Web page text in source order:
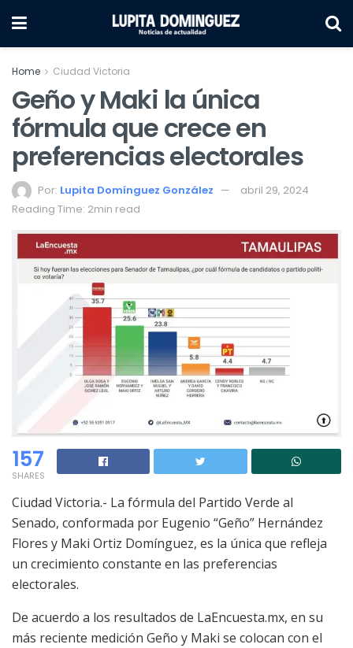
Home Ciudad Victoria
Geño y Maki la única
fórmula que crece en
preferencias electorales
Por: Lupita Domínguez González
abril 29, 2024
Reading Time: 2min read
157
SHARES
Ciudad Victoria.- La fórmula del Partido Verde al
Senado, conformada por Eugenio “Geño” Hernández
Flores y Maki Ortiz Domínguez, es la única que refleja
un crecimiento constante en las preferencias
electorales.
De acuerdo a los resultados de LaEncuesta.mx, en su
más reciente medición Geño y Maki se colocan con el